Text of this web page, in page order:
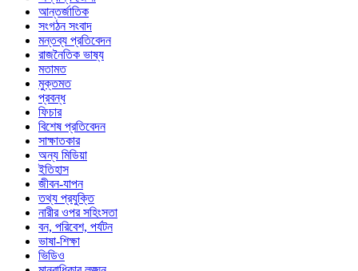
আন্তর্জাতিক
সংগঠন সংবাদ
মন্তব্য প্রতিবেদন
রাজনৈতিক ভাষ্য
মতামত
মুক্তমত
প্রবন্ধ
ফিচার
বিশেষ প্রতিবেদন
সাক্ষাতকার
অন্য মিডিয়া
ইতিহাস
জীবন-যাপন
তথ্য প্রযুক্তি
নারীর ওপর সহিংসতা
বন, পরিবেশ, পর্যটন
ভাষা-শিক্ষা
ভিডিও